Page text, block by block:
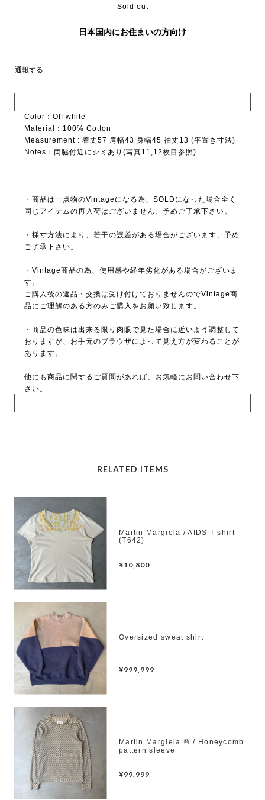
Sold out
日本国内にお住まいの方向け
通報する
Color：Off white
Material：100% Cotton
Measurement : 着丈57 肩幅43 身幅45 袖丈13 (平置き寸法)
Notes：両脇付近にシミあり(写真11,12枚目参照)
----------------------------------------------------------------
・商品は一点物のVintageになる為、SOLDになった場合全く
同じアイテムの再入荷はございません、予めご了承下さい。
・採寸方法により、若干の誤差がある場合がございます、予め
ご了承下さい。
・Vintage商品の為、使用感や経年劣化がある場合がございま
す。
ご購入後の返品・交換は受け付けておりませんのでVintage商
品にご理解のある方のみご購入をお願い致します。
・商品の色味は出来る限り肉眼で見た場合に近いよう調整して
おりますが、お手元のブラウザによって見え方が変わることが
あります。
他にも商品に関するご質問があれば、お気軽にお問い合わせ下
さい。
RELATED ITEMS
Martin Margiela / AIDS T-shirt
(T642)
¥10,800
Oversized sweat shirt
¥999,999
Martin Margiela ⑩ / Honeycomb
pattern sleeve
¥99,999